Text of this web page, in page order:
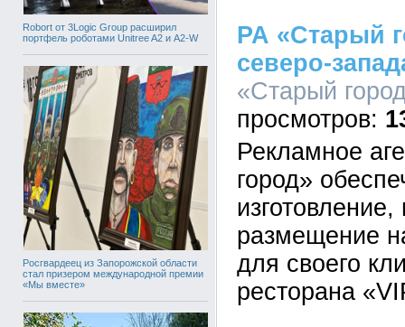
Robort от 3Logic Group расширил
портфель роботами Unitree A2 и A2-W
Росгвардеец из Запорожской области
стал призером международной премии
«Мы вместе»
РА «Старый
северо-
«Старый
Рекламное
город»
размещение
для своего
ресторана